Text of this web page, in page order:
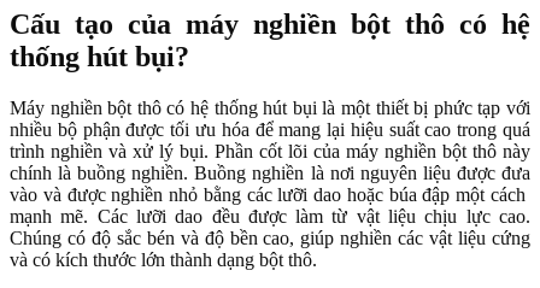
Cấu tạo của máy nghiền bột thô có hệ
thống hút bụi?
Máy nghiền bột thô có hệ thống hút bụi là một thiết bị phức tạp với
nhiều bộ phận được tối ưu hóa để mang lại hiệu suất cao trong quá
trình nghiền và xử lý bụi. Phần cốt lõi của máy nghiền bột thô này
chính là buồng nghiền. Buồng nghiền là nơi nguyên liệu được đưa
vào và được nghiền nhỏ bằng các lưỡi dao hoặc búa đập một cách
mạnh mẽ. Các lưỡi dao đều được làm từ vật liệu chịu lực cao.
Chúng có độ sắc bén và độ bền cao, giúp nghiền các vật liệu cứng
và có kích thước lớn thành dạng bột thô.